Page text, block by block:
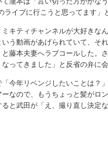
ライブに行こうと思ってます」
キティチャンネルが大好きな
いう動画があげられていて、そ
藤本夫妻へラブコールした。
なってきました」と反省の弁に
今年リベンジしたいことは？
ーなので、もうちょっと髪がロ
と武田が「え、撮り直し決定